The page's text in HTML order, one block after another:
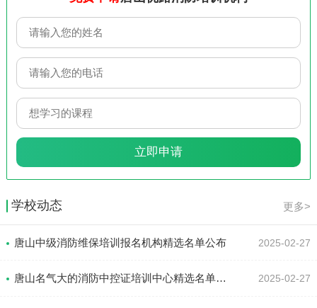
学校动态 更多>
唐山中级消防维保培训报名机构精选名单公布 2025-02-27
唐山名气大的消防中控证培训中心精选名单推荐 2025-02-27